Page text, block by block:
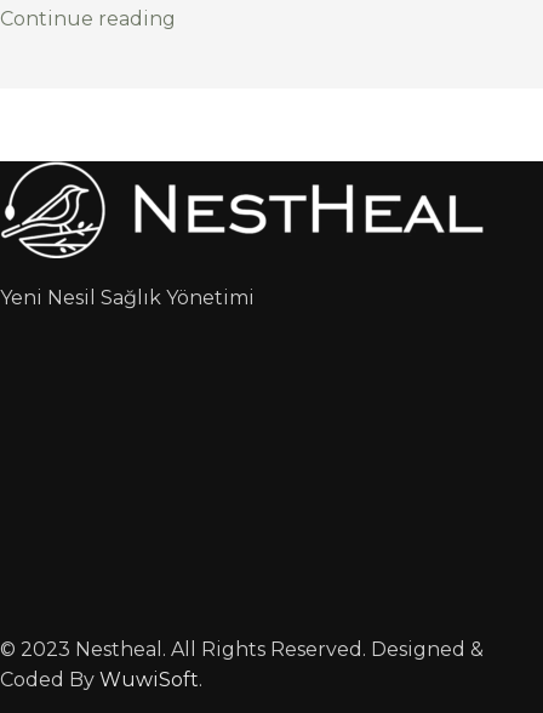
Continue reading
Yeni Nesil Sağlık Yönetimi
© 2023 Nestheal. All Rights Reserved. Designed &
Coded By WuwiSoft.